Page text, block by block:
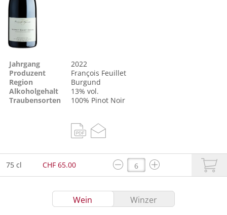
Jahrgang
2022
Produzent
François Feuillet
Region
Burgund
Alkoholgehalt
13% vol.
Traubensorten
100% Pinot Noir
75 cl CHF 65.00
Wein Winzer